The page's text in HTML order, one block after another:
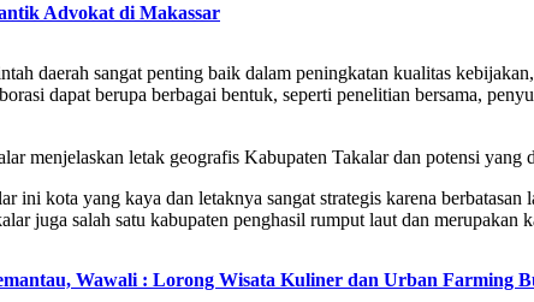
Advokat di Makassar
daerah sangat penting baik dalam peningkatan kualitas
dapat berupa berbagai bentuk, seperti penelitian bersama,
menjelaskan letak geografis Kabupaten Takalar dan potensi yang
ini kota yang kaya dan letaknya sangat strategis karena
juga salah satu kabupaten penghasil rumput laut dan merupakan
Wawali : Lorong Wisata Kuliner dan Urban Farming